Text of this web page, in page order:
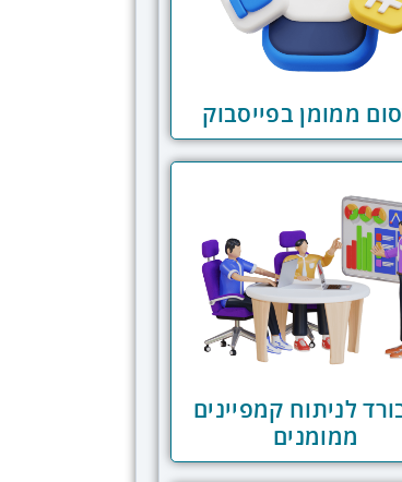
ממומן בפייסבוק
לניתוח קמפיינים
ממומנים